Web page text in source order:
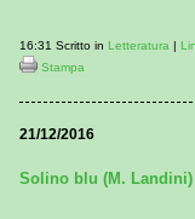
16:31 Scritto in Letteratura|
Stampa
21/12/2016
Solino blu (M. Landini)